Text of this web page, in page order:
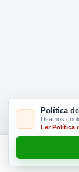
Política
Usamos
Ler Política